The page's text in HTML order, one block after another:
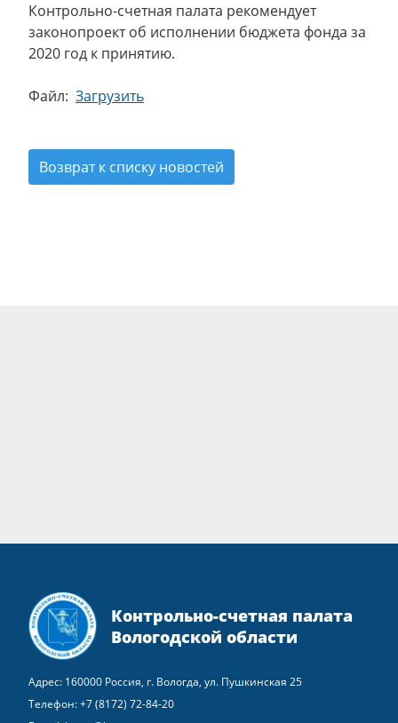
Контрольно-счетная палата рекомендует
законопроект об исполнении бюджета фонда за
2020 год к принятию.
Файл: Загрузить
Возврат к списку новостей
Контрольно-счетная палата
Вологодской области
Адрес: 160000 Россия, г. Вологда, ул. Пушкинская 25
Телефон:+7 (8172) 72-84-20